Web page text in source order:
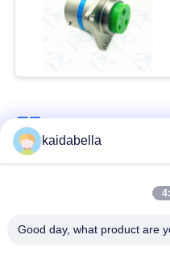
kaidabella
Good day, what product are